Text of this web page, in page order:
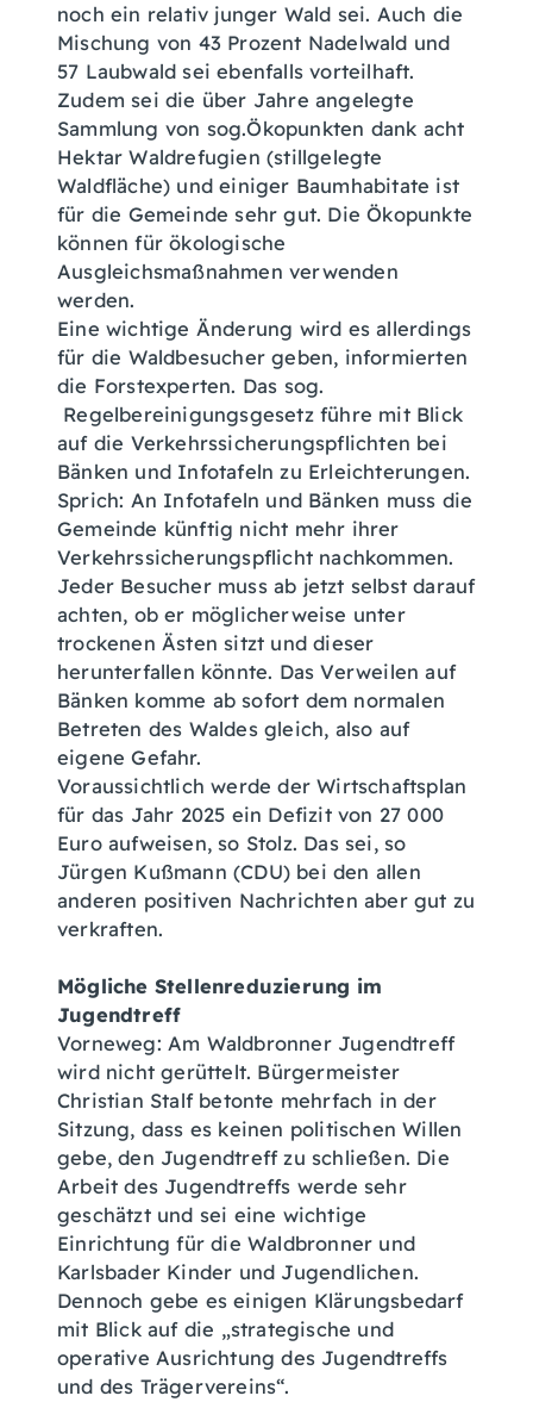
noch ein relativ junger Wald sei. Auch die
Mischung von 43 Prozent Nadelwald und
57 Laubwald sei ebenfalls vorteilhaft.
Zudem sei die über Jahre angelegte
Sammlung von sog.Ökopunkten dank acht
Hektar Waldrefugien (stillgelegte
Waldfläche) und einiger Baumhabitate ist
für die Gemeinde sehr gut. Die Ökopunkte
können für ökologische
Ausgleichsmaßnahmen verwenden
werden.
Eine wichtige Änderung wird es allerdings
für die Waldbesucher geben, informierten
die Forstexperten. Das sog.
Regelbereinigungsgesetz führe mit Blick
auf die Verkehrssicherungspflichten bei
Bänken und Infotafeln zu Erleichterungen.
Sprich: An Infotafeln und Bänken muss die
Gemeinde künftig nicht mehr ihrer
Verkehrssicherungspflicht nachkommen.
Jeder Besucher muss ab jetzt selbst darauf
achten, ob er möglicherweise unter
trockenen Ästen sitzt und dieser
herunterfallen könnte. Das Verweilen auf
Bänken komme ab sofort dem normalen
Betreten des Waldes gleich, also auf
eigene Gefahr.
Voraussichtlich werde der Wirtschaftsplan
für das Jahr 2025 ein Defizit von 27 000
Euro aufweisen, so Stolz. Das sei, so
Jürgen Kußmann (CDU) bei den allen
anderen positiven Nachrichten aber gut zu
verkraften.
Mögliche Stellenreduzierung im
Jugendtreff
Vorneweg: Am Waldbronner Jugendtreff
wird nicht gerüttelt. Bürgermeister
Christian Stalf betonte mehrfach in der
Sitzung, dass es keinen politischen Willen
gebe, den Jugendtreff zu schließen. Die
Arbeit des Jugendtreffs werde sehr
geschätzt und sei eine wichtige
Einrichtung für die Waldbronner und
Karlsbader Kinder und Jugendlichen.
Dennoch gebe es einigen Klärungsbedarf
mit Blick auf die „strategische und
operative Ausrichtung des Jugendtreffs
und des Trägervereins“.